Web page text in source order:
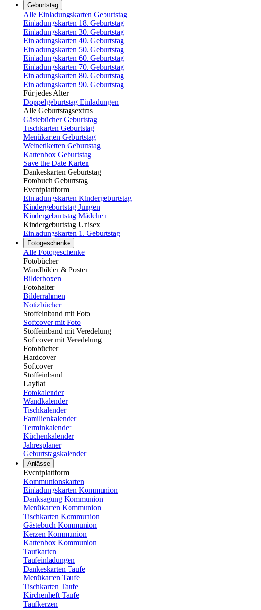
Geburtstag
Alle Einladungskarten Geburtstag
Einladungskarten 18. Geburtstag
Einladungskarten 30. Geburtstag
Einladungskarten 40. Geburtstag
Einladungskarten 50. Geburtstag
Einladungskarten 60. Geburtstag
Einladungskarten 70. Geburtstag
Einladungskarten 80. Geburtstag
Einladungskarten 90. Geburtstag
Für jedes Alter
Doppelgeburtstag Einladungen
Alle Geburtstagsextras
Gästebücher Geburtstag
Tischkarten Geburtstag
Menükarten Geburtstag
Weinetiketten Geburtstag
Kartenbox Geburtstag
Save the Date Karten
Dankeskarten Geburtstag
Fotobuch Geburtstag
Eventplattform
Einladungskarten Kindergeburtstag
Kindergeburtstag Jungen
Kindergeburtstag Mädchen
Kindergeburtstag Unisex
Einladungskarten 1. Geburtstag
Fotogeschenke
Alle Fotogeschenke
Fotobücher
Wandbilder & Poster
Bilderboxen
Fotohalter
Bilderrahmen
Notizbücher
Stoffeinband mit Foto
Softcover mit Foto
Stoffeinband mit Veredelung
Softcover mit Veredelung
Fotobücher
Hardcover
Softcover
Stoffeinband
Layflat
Fotokalender
Wandkalender
Tischkalender
Familienkalender
Terminkalender
Küchenkalender
Jahresplaner
Geburtstagskalender
Anlässe
Eventplattform
Kommunionskarten
Einladungskarten Kommunion
Danksagung Kommunion
Menükarten Kommunion
Tischkarten Kommunion
Gästebuch Kommunion
Kerzen Kommunion
Kartenbox Kommunion
Taufkarten
Taufeinladungen
Dankeskarten Taufe
Menükarten Taufe
Tischkarten Taufe
Kirchenheft Taufe
Taufkerzen